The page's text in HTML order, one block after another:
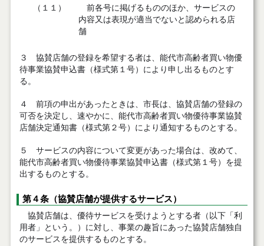
（１１）
前各号に掲げるもののほか、サービスの
内容又は表現が適当でないと認められる店
舗
３ 協賛店舗の登録を希望する者は、能代市高齢者買い物優
待事業協賛申込書（様式第１号）により申し出るものとす
る。
４ 前項の申出があったときは、市長は、協賛店舗の登録の
可否を決定し、速やかに、能代市高齢者買い物優待事業協賛
店舗決定通知書（様式第２号）により通知するものとする。
５ サービスの内容について変更があった場合は、改めて、
能代市高齢者買い物優待事業協賛申込書（様式第１号）を提
出するものとする。
第４条（協賛店舗が提供するサービス）
協賛店舗は、優待サービスを受けようとする者（以下「利
用者」という。）に対し、事業の趣旨にあった協賛店舗独自
のサービスを提供するものとする。